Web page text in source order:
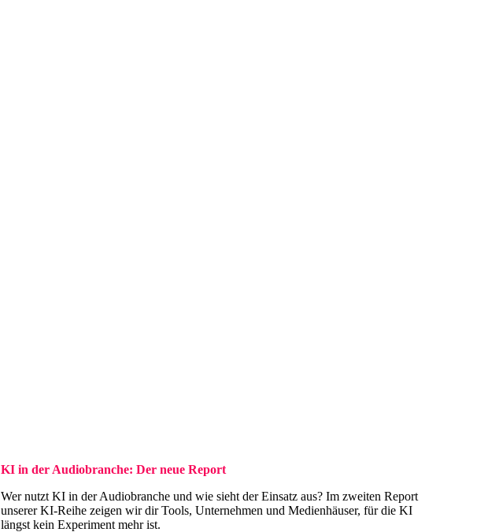
KI in der Audiobranche: Der neue Report
Wer nutzt KI in der Audiobranche und wie sieht der Einsatz aus? Im zweiten Report
unserer KI-Reihe zeigen wir dir Tools, Unternehmen und Medienhäuser, für die KI
längst kein Experiment mehr ist.